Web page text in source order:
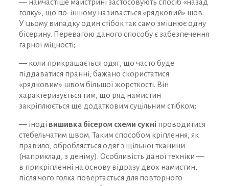
— найчастіше майстрині застосовують спосіб «назад
голку», що по-іншому називається «рядковий» шов.
У цьому випадку один стібок так само зміцнює одну
бісерину. Перевагою даного способу є забезпечення
гарної міцності;
— коли прикрашається одяг, що часто буде
піддаватися пранні, бажано скористатися
«рядковим» швом більшої жорсткості. Він
характеризується тим, що ряд намистин
закріплюється ще додатковим суцільним стібком;
— іноді вишивка бісером схеми сукні проводитися
стебельчатим швом. Таким способом кріплення, як
правило, обробляється одяг з щільної тканини
(наприклад, з деніму). Особливість даної техніки —
в прикріпленні на основу відразу двох намистин,
після чого голка повертається для повторного